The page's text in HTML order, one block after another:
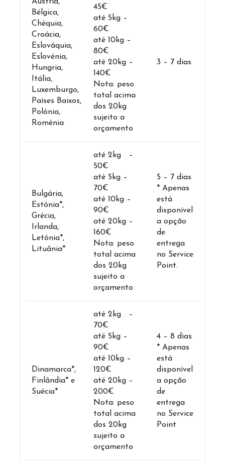
Bélgica,
Chéquia,
Croácia,
Eslováquia,
Eslovénia,
Hungria,
Itália,
Luxemburgo,
Países Baixos,
Polónia,
Roménia
45€
até 5kg –
60€
até 10kg –
80€
até 20kg –
140€
Nota: peso
total acima
dos 20kg
sujeito a
orçamento
3 – 7 dias
Bulgária,
Estónia*,
Grécia,
Irlanda,
Letónia*,
Lituânia*
até 2kg –
50€
até 5kg –
70€
até 10kg –
90€
até 20kg –
160€
Nota: peso
total acima
dos 20kg
sujeito a
orçamento
5 – 7 dias
* Apenas
está
disponível
a opção
de
entrega
no Service
Point.
Dinamarca*,
Finlândia* e
Suécia*
até 2kg –
70€
até 5kg –
90€
até 10kg –
120€
até 20kg –
200€
Nota: peso
total acima
dos 20kg
sujeito a
orçamento
4 – 8 dias
* Apenas
está
disponível
a opção
de
entrega
no Service
Point